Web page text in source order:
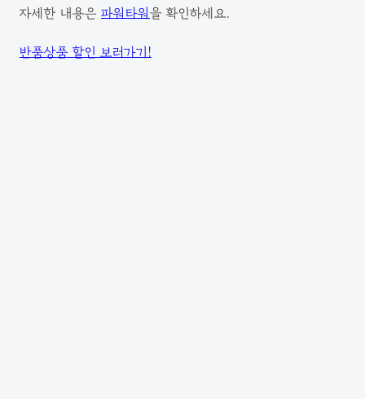
자세한 내용은 파워타워 을 확인하세요.
반품상품 할인 보러가기!